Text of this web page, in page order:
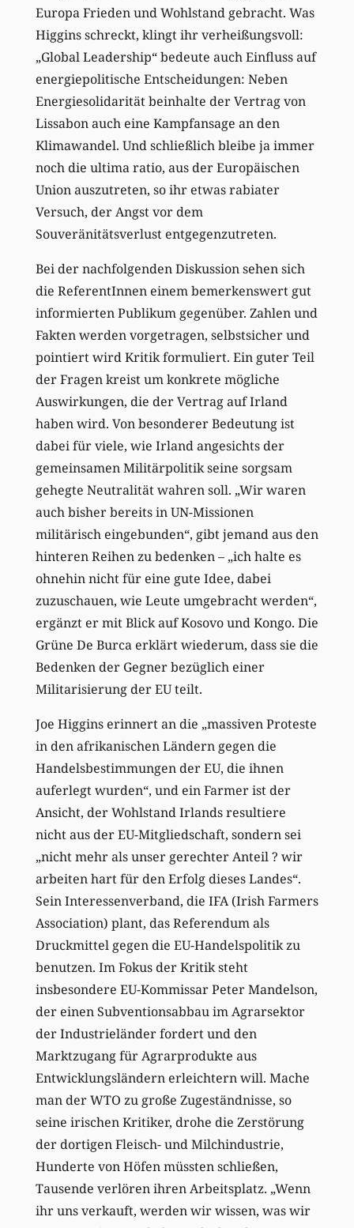
Europa Frieden und Wohlstand gebracht. Was
Higgins schreckt, klingt ihr verheißungsvoll:
„Global Leadership“ bedeute auch Einfluss auf
energiepolitische Entscheidungen: Neben
Energiesolidarität beinhalte der Vertrag von
Lissabon auch eine Kampfansage an den
Klimawandel. Und schließlich bleibe ja immer
noch die ultima ratio, aus der Europäischen
Union auszutreten, so ihr etwas rabiater
Versuch, der Angst vor dem
Souveränitätsverlust entgegenzutreten.
Bei der nachfolgenden Diskussion sehen sich
die ReferentInnen einem bemerkenswert gut
informierten Publikum gegenüber. Zahlen und
Fakten werden vorgetragen, selbstsicher und
pointiert wird Kritik formuliert. Ein guter Teil
der Fragen kreist um konkrete mögliche
Auswirkungen, die der Vertrag auf Irland
haben wird. Von besonderer Bedeutung ist
dabei für viele, wie Irland angesichts der
gemeinsamen Militärpolitik seine sorgsam
gehegte Neutralität wahren soll. „Wir waren
auch bisher bereits in UN-Missionen
militärisch eingebunden“, gibt jemand aus den
hinteren Reihen zu bedenken – „ich halte es
ohnehin nicht für eine gute Idee, dabei
zuzuschauen, wie Leute umgebracht werden“,
ergänzt er mit Blick auf Kosovo und Kongo. Die
Grüne De Burca erklärt wiederum, dass sie die
Bedenken der Gegner bezüglich einer
Militarisierung der EU teilt.
Joe Higgins erinnert an die „massiven Proteste
in den afrikanischen Ländern gegen die
Handelsbestimmungen der EU, die ihnen
auferlegt wurden“, und ein Farmer ist der
Ansicht, der Wohlstand Irlands resultiere
nicht aus der EU-Mitgliedschaft, sondern sei
„nicht mehr als unser gerechter Anteil ? wir
arbeiten hart für den Erfolg dieses Landes“.
Sein Interessenverband, die IFA (Irish Farmers
Association) plant, das Referendum als
Druckmittel gegen die EU-Handelspolitik zu
benutzen. Im Fokus der Kritik steht
insbesondere EU-Kommissar Peter Mandelson,
der einen Subventionsabbau im Agrarsektor
der Industrieländer fordert und den
Marktzugang für Agrarprodukte aus
Entwicklungsländern erleichtern will. Mache
man der WTO zu große Zugeständnisse, so
seine irischen Kritiker, drohe die Zerstörung
der dortigen Fleisch- und Milchindustrie,
Hunderte von Höfen müssten schließen,
Tausende verlören ihren Arbeitsplatz. „Wenn
ihr uns verkauft, werden wir wissen, was wir